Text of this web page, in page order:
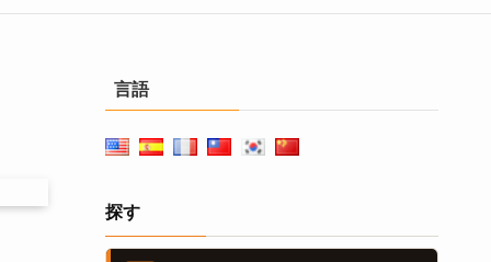
言語
探す